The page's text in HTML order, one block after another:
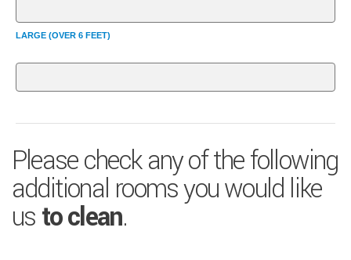
LARGE (OVER 6 FEET)
Please check any of the following
additional rooms you would like
usto clean.